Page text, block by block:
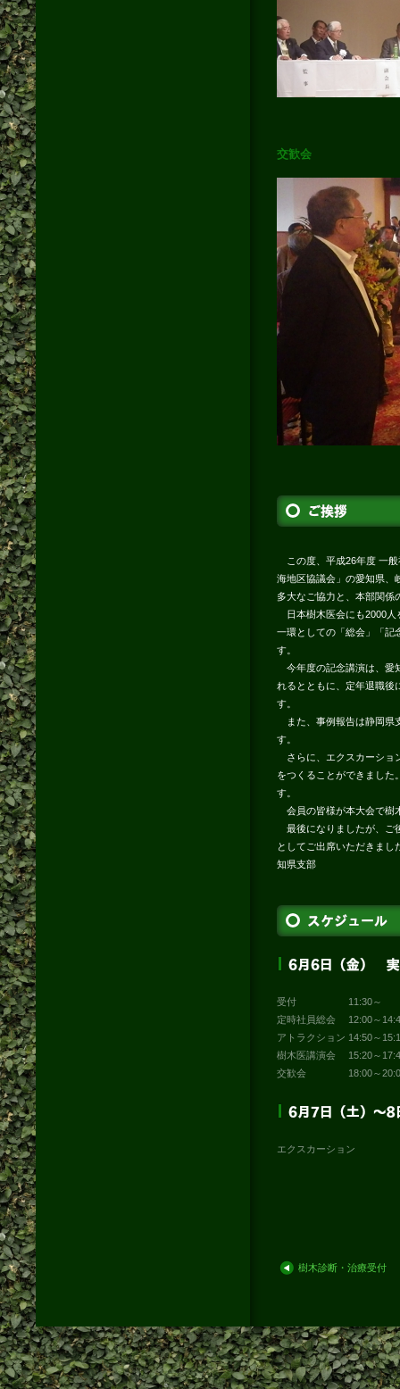
交歓会
この度、平成26年度 一般
海地区協議会」の愛知県、
多大なご協力と、本部関係
日本樹木医会にも2000人
一環としての「総会」「記
す。
今年度の記念講演は、愛
れるとともに、定年退職後
す。
また、事例報告は静岡県
す。
さらに、エクスカーショ
をつくることができました
す。
会員の皆様が本大会で樹
最後になりましたが、ご
としてご出席いただきまし
知県支部
受付 11:30～
定時社員総会 12:00～
アトラクション 14:50～
樹木医講演会 15:20～
交歓会 18:00～
エクスカーション
樹木診断・治療受付